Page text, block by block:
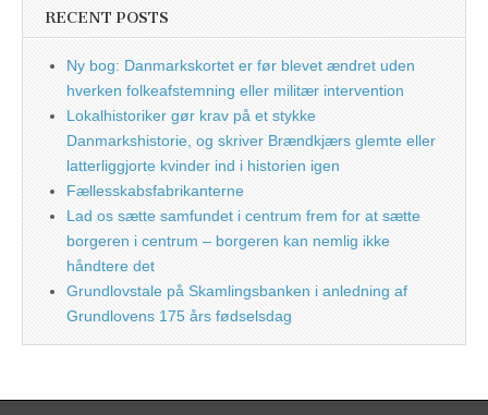
RECENT POSTS
Ny bog: Danmarkskortet er før blevet ændret uden
hverken folkeafstemning eller militær intervention
Lokalhistoriker gør krav på et stykke
Danmarkshistorie, og skriver Brændkjærs glemte eller
latterliggjorte kvinder ind i historien igen
Fællesskabsfabrikanterne
Lad os sætte samfundet i centrum frem for at sætte
borgeren i centrum – borgeren kan nemlig ikke
håndtere det
Grundlovstale på Skamlingsbanken i anledning af
Grundlovens 175 års fødselsdag